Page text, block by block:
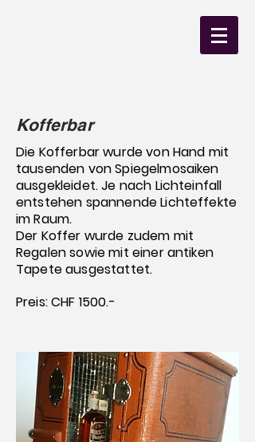
Kofferbar
Die Kofferbar wurde von Hand mit
tausenden von Spiegelmosaiken
ausgekleidet. Je nach Lichteinfall
entstehen spannende Lichteffekte
im Raum.
Der Koffer wurde zudem mit
Regalen sowie mit einer antiken
Tapete ausgestattet.
Preis: CHF 1500.-